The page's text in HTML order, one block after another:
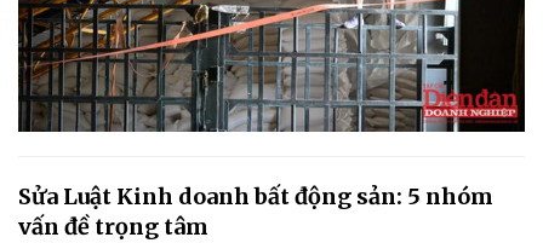
Sửa Luật Kinh doanh bất động sản: 5 nhóm
vấn đề trọng tâm